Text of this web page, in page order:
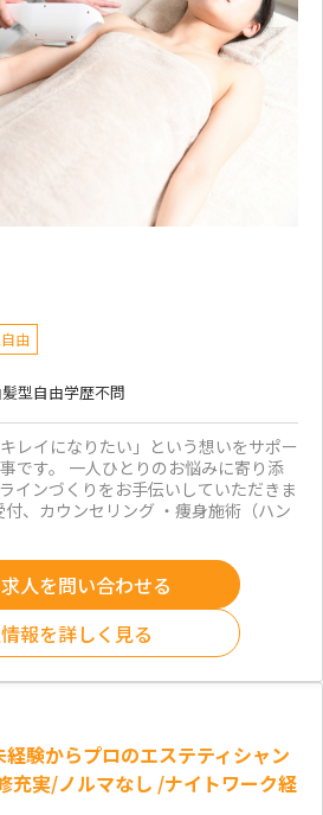
由
髪型自由学歴不問
レイになりたい」という想いをサポー
です。 一人ひとりのお悩みに寄り添
インづくりをお手伝いしていただきま
、カウンセリング ・痩身施術（ハン
人を問い合わせる
報を詳しく見る
験からプロのエステティシャン
充実/ノルマなし /ナイトワーク経